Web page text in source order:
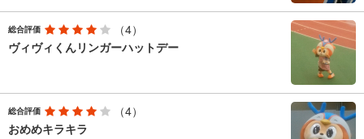
総合評価
（4）
ヴィヴィくんリンガーハットデー
総合評価
（4）
おめめキラキラ